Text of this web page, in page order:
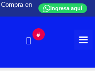
Compra en
Ingresa aquí
#